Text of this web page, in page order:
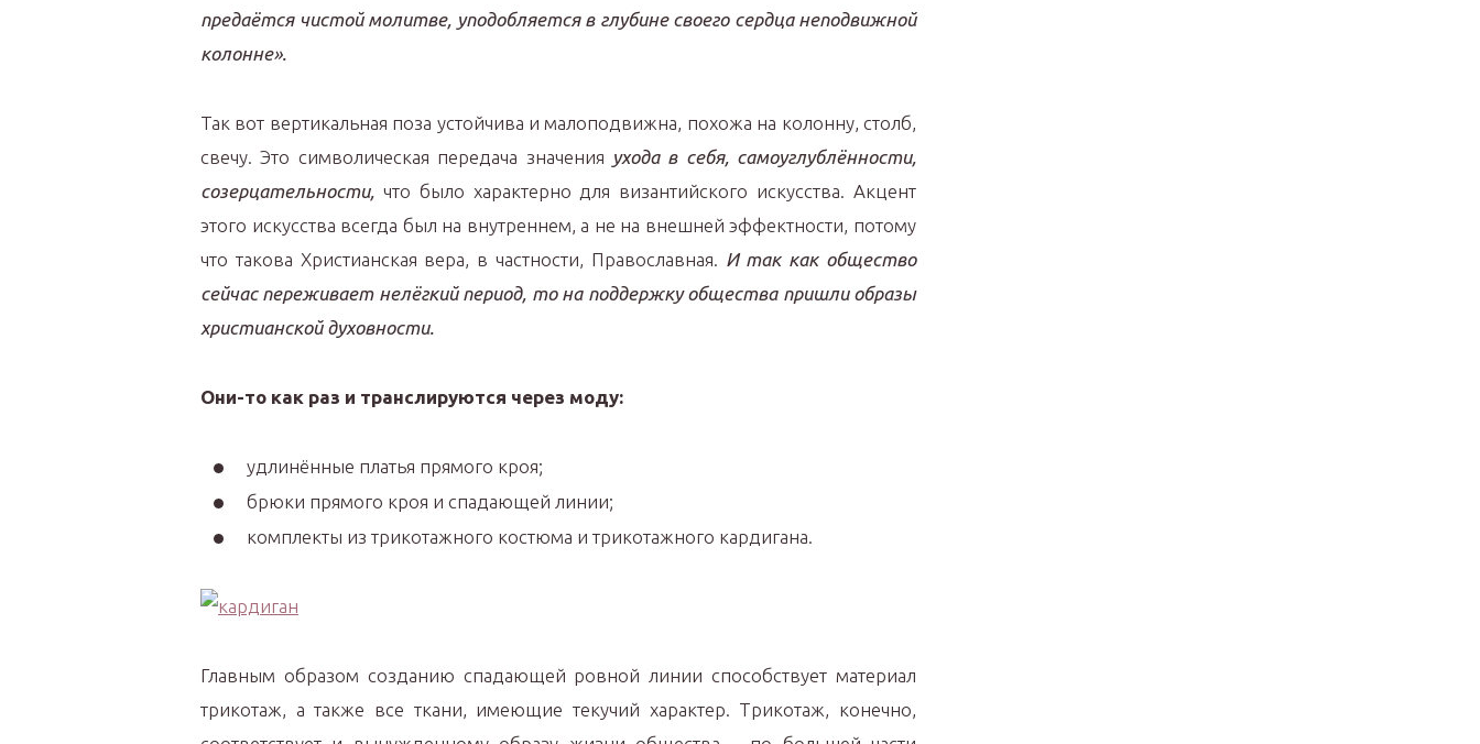
предаётся чистой молитве, уподобляется в глубине своего сердца неподвижной
колонне».
Так вот вертикальная поза устойчива и малоподвижна, похожа на колонну, столб,
свечу. Это символическая передача значения ухода в себя, самоуглублённости,
созерцательности, что было характерно для византийского искусства. Акцент
этого искусства всегда был на внутреннем, а не на внешней эффектности, потому
что такова Христианская вера, в частности, Православная. И так как общество
сейчас переживает нелёгкий период, то на поддержку общества пришли образы
христианской духовности.
Они-то как раз и транслируются через моду:
удлинённые платья прямого кроя;
брюки прямого кроя и спадающей линии;
комплекты из трикотажного костюма и трикотажного кардигана.
Главным образом созданию спадающей ровной линии способствует материал
трикотаж, а также все ткани, имеющие текучий характер. Трикотаж, конечно,